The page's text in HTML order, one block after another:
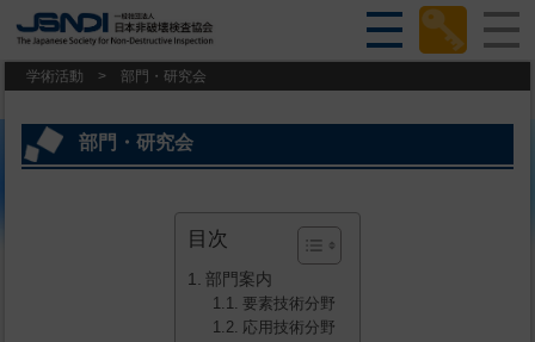
学術活動 > 部門・研究会
部門・研究会
目次
部門案内
要素技術分野
応用技術分野